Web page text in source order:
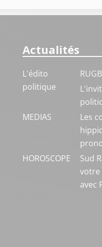
Actualités
L'édito
politique
MEDIAS
Les
HOROSCOPE
Sud
votre
avec